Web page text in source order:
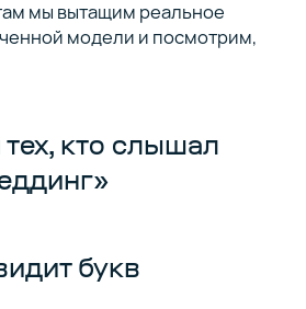
мы вытащим реальное
модели и посмотрим,
тех, кто слышал
букв